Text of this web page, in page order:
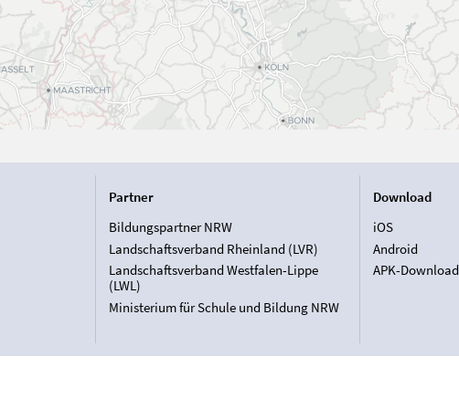
Partner
Bildungspartner NRW
Landschaftsverband Rheinland (LVR)
Landschaftsverband Westfalen-Lippe
(LWL)
Ministerium für Schule und Bildung NRW
Download
iOS
Android
APK-Download